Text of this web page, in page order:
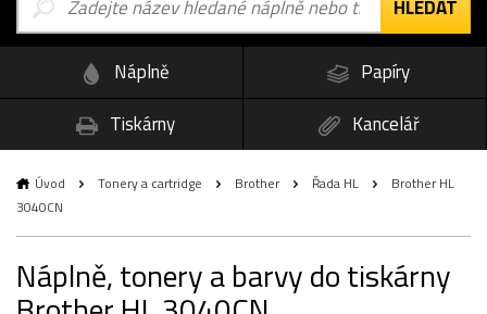
Náplně
Papíry
Tiskárny
Kancelář
Úvod Tonery a cartridge Brother Řada HL
Brother HL
3040CN
Náplně, tonery a barvy do tiskárny